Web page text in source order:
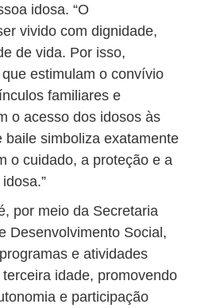
idosa. “O
vivido com dignidade,
de vida. Por isso,
estimulam o convívio
familiares e
o acesso dos idosos às
baile simboliza exatamente
o cuidado, a proteção e a
por meio da Secretaria
Desenvolvimento Social,
e atividades
idade, promovendo
e participação